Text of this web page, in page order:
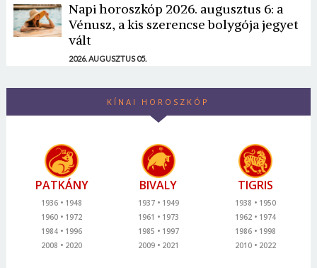
Napi horoszkóp 2026. augusztus 6: a
Vénusz, a kis szerencse bolygója jegyet
vált
2026. AUGUSZTUS 05.
KÍNAI HOROSZKÓP
PATKÁNY
1936
1948
1960
1972
1984
1996
2008
2020
BIVALY
1937
1949
1961
1973
1985
1997
2009
2021
TIGRIS
1938
1950
1962
1974
1986
1998
2010
2022